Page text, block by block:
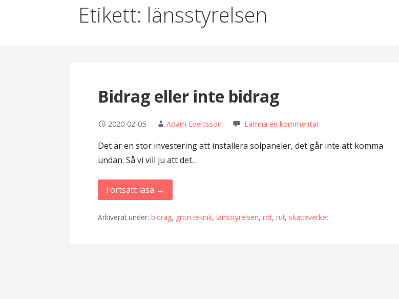
Etikett: länsstyrelsen
Bidrag eller inte bidrag
2020-02-05 Adam Evertsson Lämna en kommentar
Det är en stor investering att installera solpaneler, det går inte att komma
undan. Så vi vill ju att det…
Fortsätt läsa →
Arkiverat under:bidrag, grön teknik,länsstyrelsen,rot,rut, skatteverket